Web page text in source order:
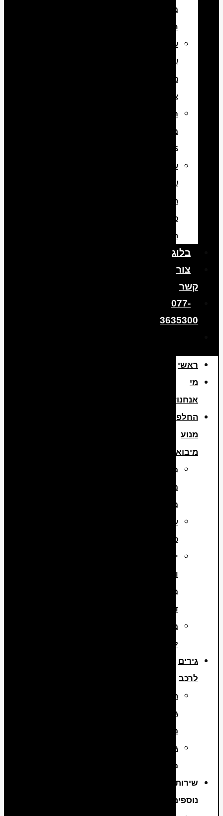
מסנן
חלקיקים
שיפוץ
/
ניקוי
אינג’קטורים
תיקון
מערכת
ABS
שיפוץ
/
החלפת
סוללה
היברידית
בלוג
צור
קשר
077-
3635300
ראשי
מי
אנחנו?
החלפת
מנוע
מיבוא
מנועים
משומשים
מיבוא
שיפוץ
טורבו
יבוא
והתקנת
מנועי
דיזל
מנועים
למשאיות
גירים
לרכב
החלפת
גירים
מיבוא
גירים
מפירוק
שירותים
נוספים